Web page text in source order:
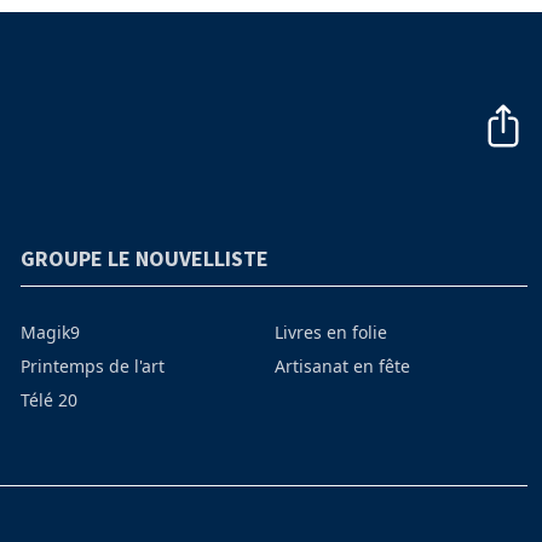
GROUPE LE NOUVELLISTE
Magik9
Printemps de l'art
Télé 20
Livres en folie
Artisanat en fête